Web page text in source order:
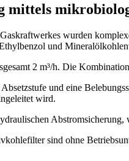
mittels
wurden
und
2 m³/h. Die
und eine
wird.
sind ohne